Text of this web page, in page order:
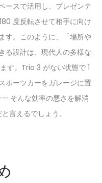
ースで活用し、プレゼンテ
度反転させて相手に向け
す。このように、「場所や
る設計は、現代人の多様な
す。Trio 3 がない状態で 1
ポーツカーをガレージに置
そんな効率の悪さを解消
言えるでしょう。